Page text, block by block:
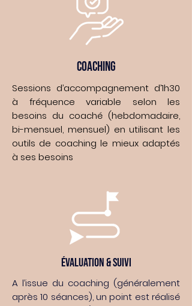
COACHING
Sessions d’accompagnement d’1h30
à fréquence variable selon les
besoins du coaché (hebdomadaire,
bi-mensuel, mensuel) en utilisant les
outils de coaching le mieux adaptés
à ses besoins
ÉVALUATION & SUIVI
A l’issue du coaching (généralement
après 10 séances), un point est réalisé